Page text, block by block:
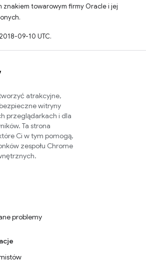
znakiem towarowym firmy Oracle i jej
09-10 UTC.
atrakcyjne,
witryny
przeglądarkach i dla
Ta strona
Ci w tym pomogą,
zespołu Chrome
problemy